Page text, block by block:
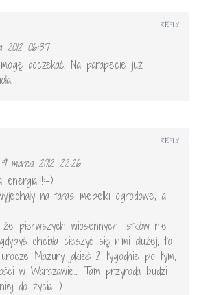
2012 06:37
doczekać. Na parapecie już
REPLY
9 marca 2012 22:26
energia!!!:-)
na taras mebelki ogrodowe, a
pierwszych wiosennych listków nie
chciała cieszyć się nimi dłużej, to
Mazury jakieś 2 tygodnie po tym,
w Warszawie… Tam przyroda budzi
do życia:-)
REPLY